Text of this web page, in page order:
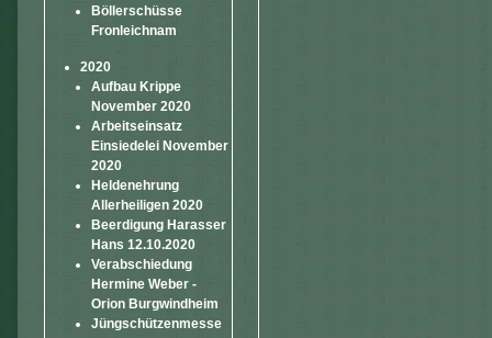
Böllerschüsse
Fronleichnam
2020
Aufbau Krippe
November 2020
Arbeitseinsatz
Einsiedelei November
2020
Heldenehrung
Allerheiligen 2020
Beerdigung Harasser
Hans 12.10.2020
Verabschiedung
Hermine Weber -
Orion Burgwindheim
Jüngschützenmesse